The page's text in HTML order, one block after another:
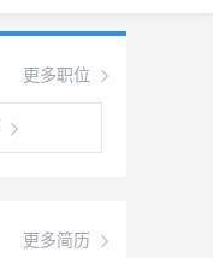
更多职位
更多简历